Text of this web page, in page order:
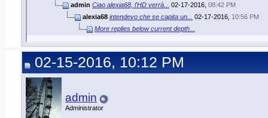
admin Ciao alexia68, l'HD verrà... 02-17-2016, 08:42 PM
alexia68 intendevo che se capita un... 02-17-2016, 10:56 PM
More replies below current depth...
02-15-2016, 10:12 PM
admin
Administrator